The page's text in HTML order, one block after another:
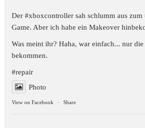
Der #xboxcontroller sah schlumm aus zum
Game. Aber ich habe ein Makeover
Was meint ihr? Haha, war einfach... nur
bekommen.
#repair
Photo
View on Facebook · Share